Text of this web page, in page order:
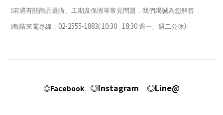
l若遇有關商品選購、工期及保固等常見問題，我們竭誠為您解答
l敬請來電專線： 02-2555-1883( 10:30 –18:30 週一、週二公休)
◎Facebook ◎Instagram ◎Line@